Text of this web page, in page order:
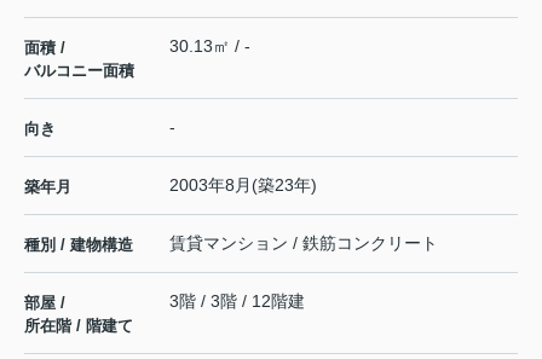
面積 /
バルコニー面積
30.13㎡ / -
向き -
築年月 2003年8月(築23年)
種別 / 建物構造 賃貸マンション / 鉄筋コンクリート
部屋 /
所在階 / 階建て
3階 / 3階 / 12階建